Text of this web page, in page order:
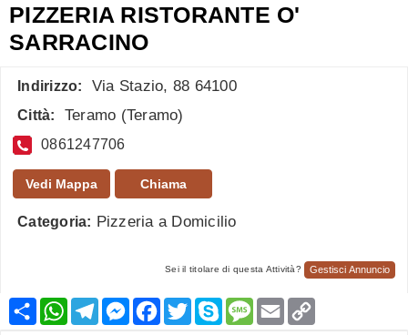
PIZZERIA RISTORANTE O'
SARRACINO
Indirizzo: Via Stazio, 88 64100
Città: Teramo (Teramo)
0861247706
Vedi Mappa Chiama
Categoria: Pizzeria a Domicilio
Sei il titolare di questa Attività? Gestisci Annuncio
CondividiWhatsApp
TelegramMessenger
Facebook
TwitterSkypeMessage
Email